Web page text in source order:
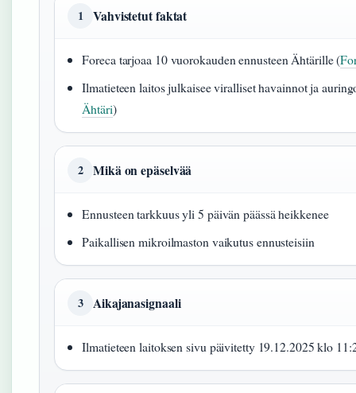
1 Vahvistetut faktat
Foreca tarjoaa 10 vuorokauden ennusteen Ähtärille (
Ilmatieteen laitos julkaisee viralliset havainnot ja
Ähtäri)
2 Mikä on epäselvää
Ennusteen tarkkuus yli 5 päivän päässä heikkenee
Paikallisen mikroilmaston vaikutus ennusteisiin
3 Aikajanasignaali
Ilmatieteen laitoksen sivu päivitetty 19.12.2025 klo